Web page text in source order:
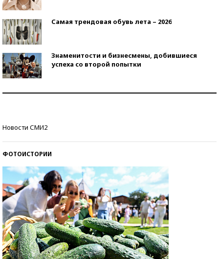
Самая трендовая обувь лета – 2026
Знаменитости и бизнесмены, добившиеся
успеха со второй попытки
Новости СМИ2
ФОТОИСТОРИИ